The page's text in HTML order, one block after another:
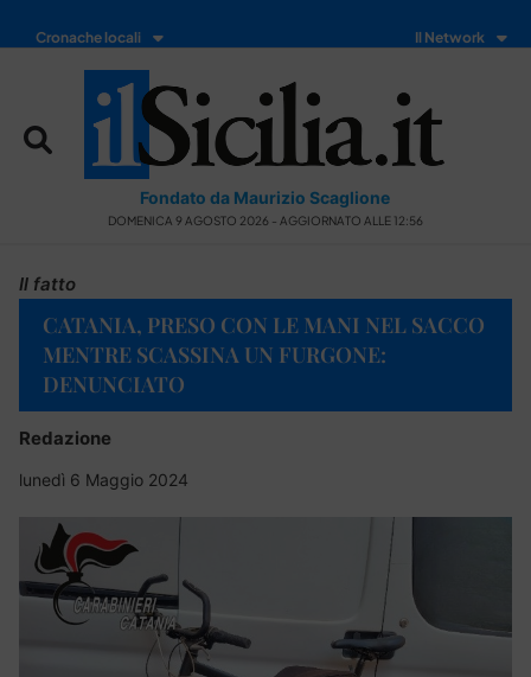
Cronache locali Il Network
Fondato da Maurizio Scaglione
DOMENICA 9 AGOSTO 2026 - AGGIORNATO ALLE 12:56
Il fatto
CATANIA, PRESO CON LE MANI NEL SACCO
MENTRE SCASSINA UN FURGONE:
DENUNCIATO
Redazione
lunedì 6 Maggio 2024